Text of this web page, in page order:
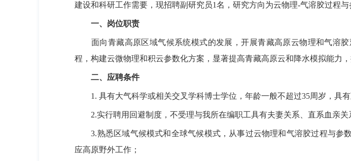
建设和科研工作需要，现招聘副研究员1名 ，研究方向为云物理-气溶胶过程与
一、岗位职责
面向青藏高原区域气候系统模式的发展，开展青藏高原云物理和气溶
程，构建云微物理和积云参数化方案，显著提高青藏高原云和降水模拟能力
二、应聘条件
1. 具有大气科学或相关交叉学科博士学位，年龄一般不超过35周岁，具
2.实行聘用回避制度，不受理与我所在编职工具有夫妻关系、直系血亲
3.熟悉区域气候模式和全球气候模式，从事过云物理和气溶胶过程与
应高原野外工作；